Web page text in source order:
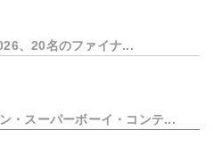
、20名のファイナ...
・スーパーボーイ・コンテ...